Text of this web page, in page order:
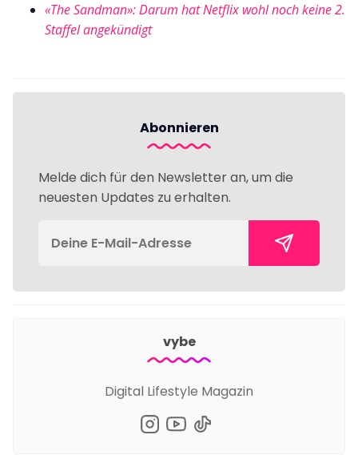
«The Sandman»: Darum hat Netflix wohl noch keine 2.
Staffel angekündigt
Abonnieren
Melde dich für den Newsletter an, um die
neuesten Updates zu erhalten.
vybe
Digital Lifestyle Magazin